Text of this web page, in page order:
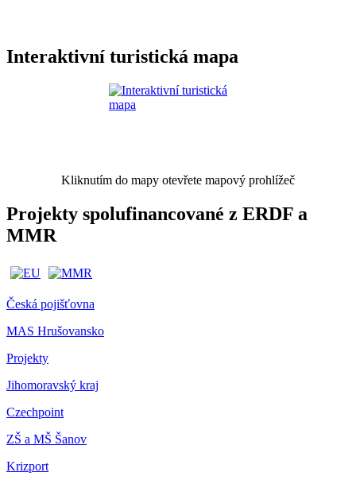
Interaktivní turistická mapa
Kliknutím do mapy otevřete mapový prohlížeč
Projekty spolufinancované z ERDF a
MMR
Česká pojišťovna
MAS Hrušovansko
Projekty
Jihomoravský kraj
Czechpoint
ZŠ a MŠ Šanov
Krizport